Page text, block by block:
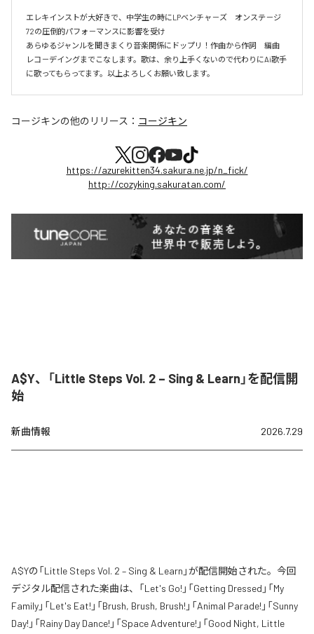
エレキインストが大好きで、中学生の時にLPベンチャ－ズ　オンステ－ジ
72の圧倒的パフォ－マンスに影響を受け
あらゆるジャンルを聞きまくり音楽関係にドップリ！作曲から作詞　編曲
レコ－デイングまでこなします。歌は、余り上手くないので代わりにAi歌手
に歌ってもらってます。以上よろしくお願い致します。
コージキンの他のリリース： コージキン
https://azurekitten34.sakura.ne.jp/n_fick/
http://cozyking.sakuratan.com/
A$Y、「Little Steps Vol. 2 – Sing & Learn」を配信開
始
新曲情報 2026.7.29
A$Yの「Little Steps Vol. 2 – Sing & Learn」が配信開始された。今回
デジタル配信された楽曲は、「Let's Go!」「Getting Dressed」「My
Family」「Let's Eat!」「Brush, Brush, Brush!」「Animal Parade!」「Sunny
Day!」「Rainy Day Dance!」「Space Adventure!」「Good Night, Little